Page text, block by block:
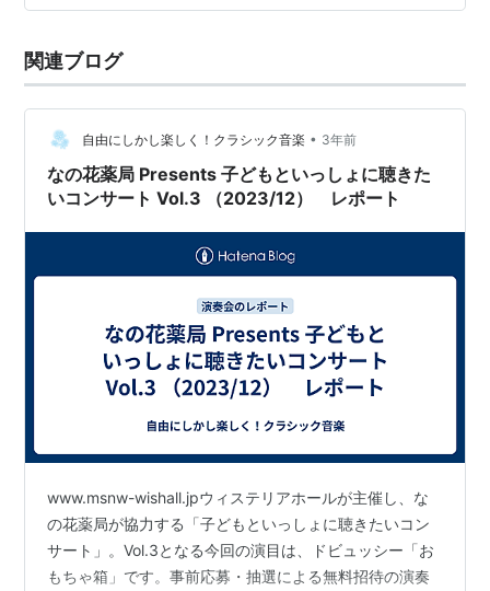
ホール 【指揮とお話】太田 弦 【管弦楽】札幌交響楽団
ウスⅡ：ポルカ「クラップフ…
関連ブログ
自由にしかし楽しく！クラシック音楽 • 3年前
なの花薬局 Presents 子どもといっしょに聴きた
いコンサート Vol.3 （2023/12） レポート
www.msnw-wishall.jpウィステリアホールが主催し、な
の花薬局が協力する「子どもといっしょに聴きたいコン
サート」。Vol.3となる今回の演目は、ドビュッシー「お
もちゃ箱」です。事前応募・抽選による無料招待の演奏